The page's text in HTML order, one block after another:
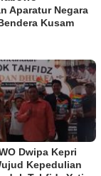
Aparatur Negara
Kusam
Dwipa Kepri
Kepedulian